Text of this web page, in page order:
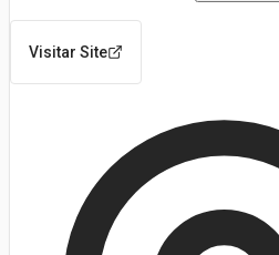
Visitar Site